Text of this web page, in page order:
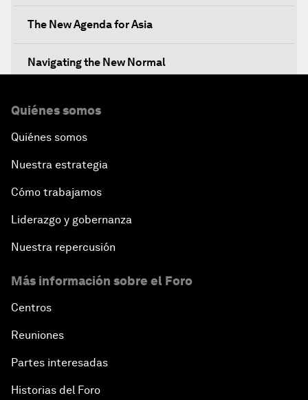
The New Agenda for Asia
Navigating the New Normal
Cooperation
The Modern Silk Road
Future-Proofing the Internet Economy
What If: Your Mind Can Be Read?
Partnering for Science
Quiénes somos
Quiénes somos
Nuestra estrategia
Cómo trabajamos
Liderazgo y gobernanza
Nuestra repercusión
Más información sobre el Foro
Centros
Reuniones
Partes interesadas
Historias del Foro